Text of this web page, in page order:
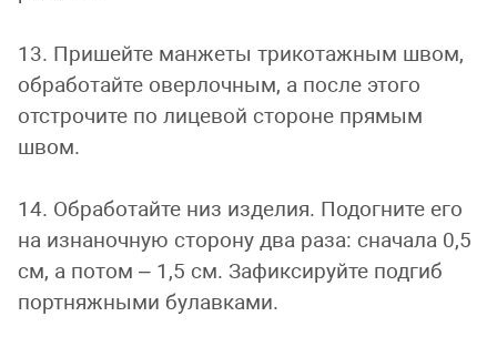
13. Пришейте манжеты трикотажным швом,
обработайте оверлочным, а после этого
отстрочите по лицевой стороне прямым
швом.
14. Обработайте низ изделия. Подогните его
на изнаночную сторону два раза: сначала 0,5
см, а потом – 1,5 см. Зафиксируйте подгиб
портняжными булавками.